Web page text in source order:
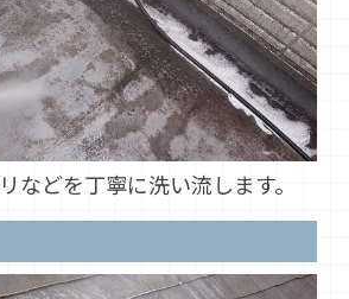
などを丁寧に洗い流します。